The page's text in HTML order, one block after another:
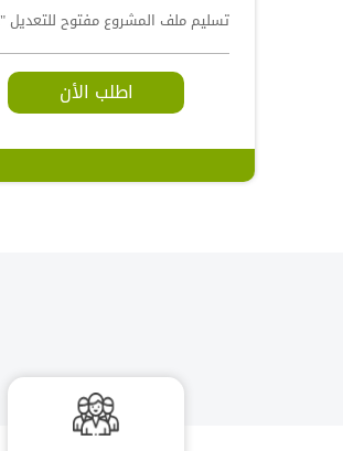
تسليم ملف المشروع مفتوح للتعديل "Word"
اطلب الأن